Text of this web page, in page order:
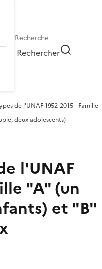
Rechercher
de l'UNAF 1952-2015 - Famille
deux adolescents)
l'UNAF
"A" (un
et "B"